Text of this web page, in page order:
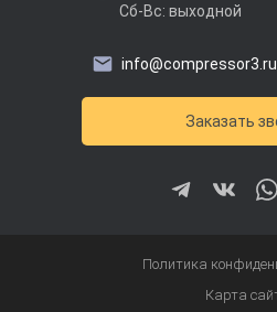
Сб-Вс: выходной
info@compressor3.ru
Заказать
Политика
Карта